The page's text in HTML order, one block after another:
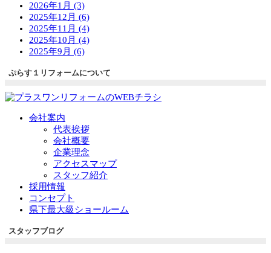
2026年1月 (3)
2025年12月 (6)
2025年11月 (4)
2025年10月 (4)
2025年9月 (6)
ぷらす１リフォームについて
会社案内
代表挨拶
会社概要
企業理念
アクセスマップ
スタッフ紹介
採用情報
コンセプト
県下最大級ショールーム
スタッフブログ